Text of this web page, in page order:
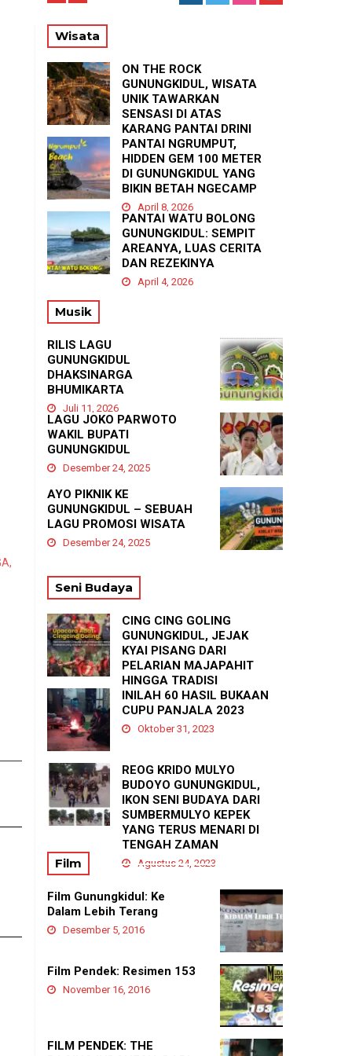
Wisata
ON THE ROCK
GUNUNGKIDUL, WISATA
UNIK TAWARKAN
SENSASI DI ATAS
KARANG PANTAI DRINI
April 23, 2026
PANTAI NGRUMPUT,
HIDDEN GEM 100 METER
DI GUNUNGKIDUL YANG
BIKIN BETAH NGECAMP
April 8, 2026
PANTAI WATU BOLONG
GUNUNGKIDUL: SEMPIT
AREANYA, LUAS CERITA
DAN REZEKINYA
April 4, 2026
Musik
RILIS LAGU
GUNUNGKIDUL
DHAKSINARGA
BHUMIKARTA
Juli 11, 2026
LAGU JOKO PARWOTO
WAKIL BUPATI
GUNUNGKIDUL
Desember 24, 2025
AYO PIKNIK KE
GUNUNGKIDUL – SEBUAH
LAGU PROMOSI WISATA
Desember 24, 2025
Seni Budaya
CING CING GOLING
GUNUNGKIDUL, JEJAK
KYAI PISANG DARI
PELARIAN MAJAPAHIT
HINGGA TRADISI
TASYAKURAN
PADUKUHAN GEDANGAN
Agustus 21, 2025
INILAH 60 HASIL BUKAAN
CUPU PANJALA 2023
Oktober 31, 2023
REOG KRIDO MULYO
BUDOYO GUNUNGKIDUL,
IKON SENI BUDAYA DARI
SUMBERMULYO KEPEK
YANG TERUS MENARI DI
TENGAH ZAMAN
Agustus 24, 2023
Film
Film Gunungkidul: Ke
Dalam Lebih Terang
Desember 5, 2016
Film Pendek: Resimen 153
November 16, 2016
FILM PENDEK: THE